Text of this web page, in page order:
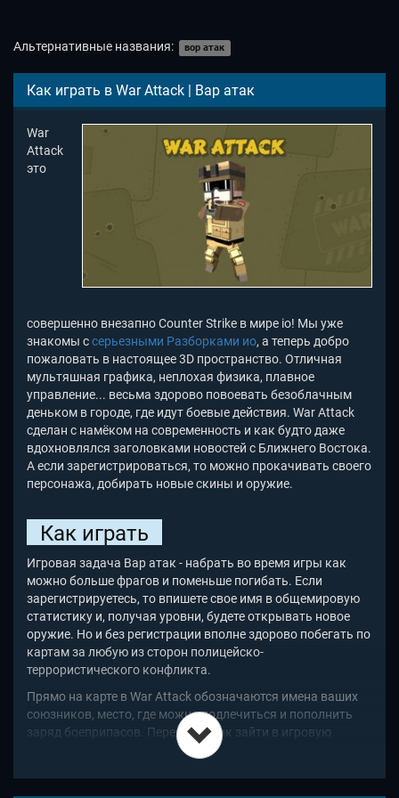
Альтернативные названия: вор атак
Как играть в War Attack | Вар атак
War
Attack
это
совершенно внезапно Counter Strike в мире io! Мы уже
знакомы ссерьезными Разборками ио, а теперь добро
пожаловать в настоящее 3D пространство. Отличная
мультяшная графика, неплохая физика, плавное
управление... весьма здорово повоевать безоблачным
деньком в городе, где идут боевые действия. War Attack
сделан с намёком на современность и как будто даже
вдохновлялся заголовками новостей с Ближнего Востока.
А если зарегистрироваться, то можно прокачивать своего
персонажа, добирать новые скины и оружие.
Как играть
Игровая задача Вар атак - набрать во время игры как
можно больше фрагов и поменьше погибать. Если
зарегистрируетесь, то впишете свое имя в общемировую
статистику и, получая уровни, будете открывать новое
оружие. Но и без регистрации вполне здорово побегать по
картам за любую из сторон полицейско-
террористического конфликта.
Прямо на карте в War Attack обозначаются имена ваших
союзников, место, где можно подлечиться и пополнить
заряд боеприпасов. Перед тем, как зайти в игровую
комнату, вы можете выбрать основное оружие и скин